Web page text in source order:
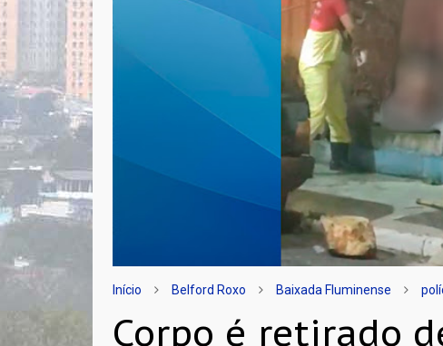
Início Belford Roxo Baixada Fluminense
Corpo é retirado